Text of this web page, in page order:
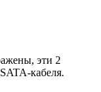
эти 2
кабеля.